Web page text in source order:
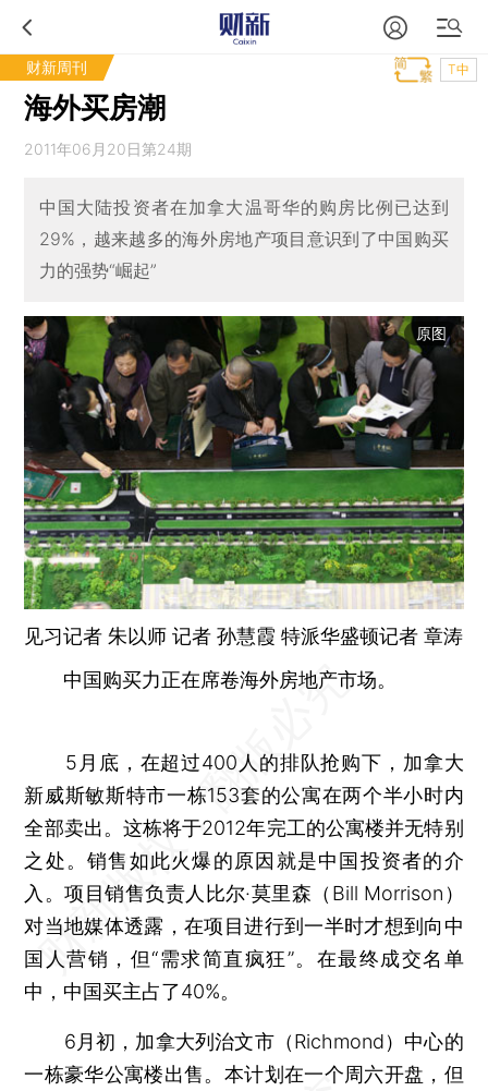
财新周刊 T中
海外买房潮
2011年06月20日第24期
中国大陆投资者在加拿大温哥华的购房比例已达到
29%，越来越多的海外房地产项目意识到了中国购买
力的强势“崛起”
原图
见习记者 朱以师 记者 孙慧霞 特派华盛顿记者章涛
中国购买力正在席卷海外房地产市场。
5月底，在超过400人的排队抢购下，加拿大
新威斯敏斯特市一栋153套的公寓在两个半小时内
全部卖出。这栋将于2012年完工的公寓楼并无特别
之处。销售如此火爆的原因就是中国投资者的介
入。项目销售负责人比尔·莫里森（Bill Morrison）
对当地媒体透露，在项目进行到一半时才想到向中
国人营销，但“需求简直疯狂”。在最终成交名单
中，中国买主占了40%。
6月初，加拿大列治文市（Richmond）中心的
一栋豪华公寓楼出售。本计划在一个周六开盘，但